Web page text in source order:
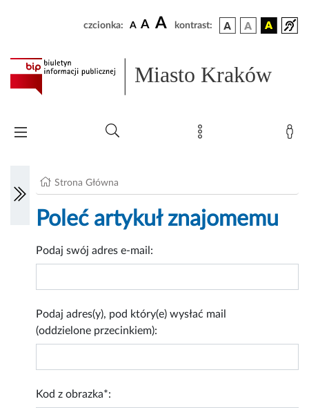
czcionka: A A A kontrast:
Miasto Kraków
Strona Główna
Poleć artykuł znajomemu
Podaj swój adres e-mail:
Podaj adres(y), pod który(e) wysłać mail
(oddzielone przecinkiem):
Kod z obrazka*: